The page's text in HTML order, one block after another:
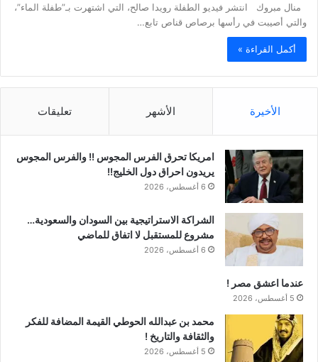
منال مبروك انتشر فيديو الطفلة رويدا صالح، التي اشتهرت بـ”طفلة الماء”،
والتي أصيبت في رأسها برصاص قناص تابع…
أكمل القراءة »
الأخيرة الأشهر تعليقات
امريكا تحرق الفرس المجوس !! والفرس المجوس
يريدون احراق دول الخليج!!
6 أغسطس، 2026
الشراكة الاستراتيجية بين السودان والسعودية…
مشروع للمستقبل لا اتفاق للماضي
6 أغسطس، 2026
عندما اعشق مصر !
5 أغسطس، 2026
محمد بن عبدالله الحوطي القيمة المضافة للفكر
والثقافة والتاريخ !
5 أغسطس، 2026